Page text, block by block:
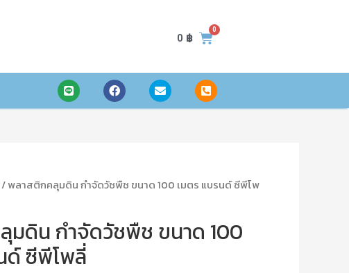
0 ฿
/ พลาสติกคลุมดิน กำจัดวัชพืช ขนาด 100 เมตร แบรนด์ ซีพีโพ
มดิน กำจัดวัชพืช ขนาด 100
ด์ ซีพีโพลี่